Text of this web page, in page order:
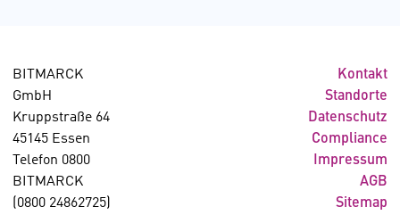
BITMARCK
GmbH
Kruppstraße 64
45145 Essen
Telefon 0800
BITMARCK
(0800 24862725)
Kontakt
Standorte
Datenschutz
Compliance
Impressum
AGB
Sitemap